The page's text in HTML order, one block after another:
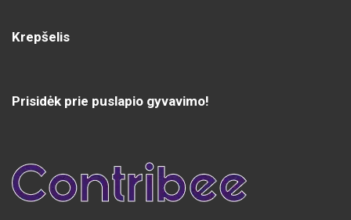
Krepšelis
Prisidėk prie puslapio gyvavimo!